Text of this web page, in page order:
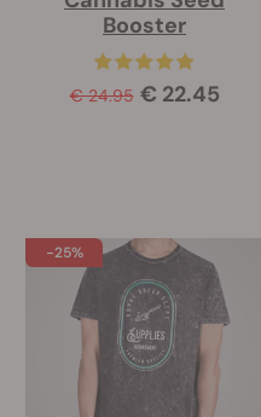
Booster
€ 24.95 € 22.45
-25%